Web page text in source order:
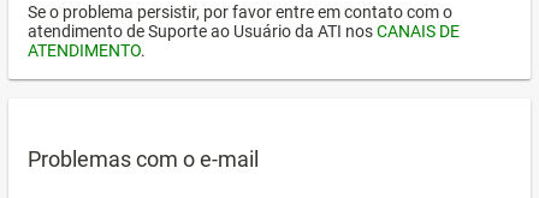
Se o problema persistir, por favor entre em contato com o
atendimento de Suporte ao Usuário da ATI nosCANAIS DE
ATENDIMENTO.
Problemas com o e-mail